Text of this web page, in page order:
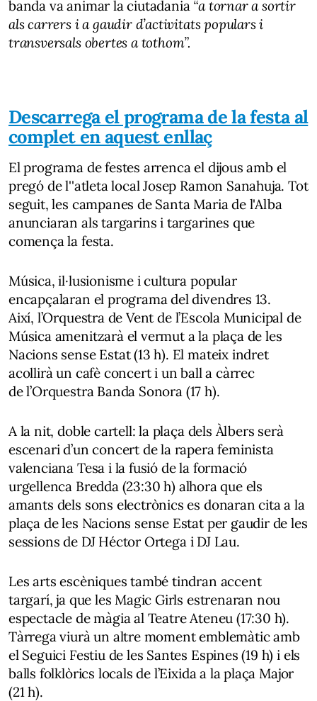
banda va animar la ciutadania “a tornar a sortir
als carrers i a gaudir d’activitats populars i
transversals obertes a tothom”.
Descarrega el programa de la festa al
complet en aquest enllaç
El programa de festes arrenca el dijous amb el
pregó de l''atleta localJosep Ramon Sanahuja. Tot
seguit, les campanes de Santa Maria de l'Alba
anunciaran als targarins i targarines que
comença la festa.
Música, il·lusionisme i cultura popular
encapçalaran el programa del divendres 13.
Així, l’Orquestra de Vent de l’Escola Municipal de
Músicaamenitzarà el vermut a la plaça de les
Nacions sense Estat (13 h). El mateix indret
acollirà un cafè concert i un ball a càrrec
del’Orquestra Banda Sonora(17 h).
A la nit, doble cartell: la plaça dels Àlbers serà
escenari d’un concert de la rapera feminista
valenciana Tesa i la fusió de la formació
urgellenca Bredda (23:30 h) alhora que els
amants dels sons electrònics es donaran cita a la
plaça de les Nacions sense Estat per gaudir de les
sessions de DJ Héctor Ortegai DJ Lau.
Les arts escèniques també tindran accent
targarí, ja que lesMagic Girls estrenaran nou
espectacle de màgia al Teatre Ateneu (17:30 h).
Tàrrega viurà un altre moment emblemàtic amb
el Seguici Festiu de les Santes Espines (19 h) i els
balls folklòrics locals de l’Eixidaa la plaça Major
(21 h).